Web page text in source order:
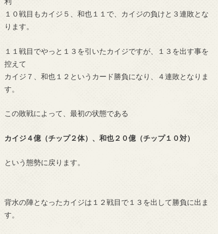
１０戦目もカイジ５、和也１１で、カイジの負けと３連敗とな
ります。
１１戦目でやっと１３を引いたカイジですが、１３を出す事を
控えて
カイジ７、和也１２というカード勝負になり、４連敗となりま
す。
この敗戦によって、最初の状態である
カイジ４億（チップ２体）、和也２０億（チップ１０対）
という態勢に戻ります。
背水の陣となったカイジは１２戦目で１３を出して勝負に出ま
す。